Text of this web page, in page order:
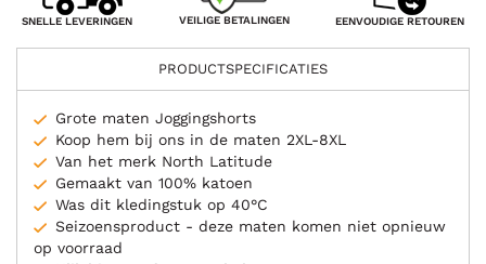
SNELLE LEVERINGEN VEILIGE BETALINGEN EENVOUDIGE RETOUREN
PRODUCTSPECIFICATIES
Grote maten Joggingshorts
Koop hem bij ons in de maten 2XL-8XL
Van het merk North Latitude
Gemaakt van 100% katoen
Was dit kledingstuk op 40°C
Seizoensproduct - deze maten komen niet opnieuw
op voorraad